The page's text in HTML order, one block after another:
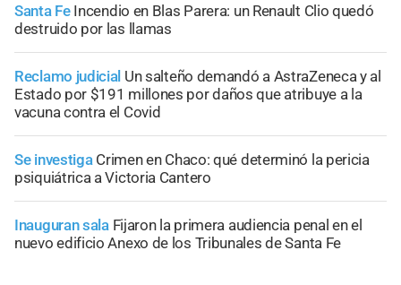
Santa Fe Incendio en Blas Parera: un Renault Clio quedó
destruido por las llamas
Reclamo judicial Un salteño demandó a AstraZeneca y al
Estado por $191 millones por daños que atribuye a la
vacuna contra el Covid
Se investiga Crimen en Chaco: qué determinó la pericia
psiquiátrica a Victoria Cantero
Inauguran sala Fijaron la primera audiencia penal en el
nuevo edificio Anexo de los Tribunales de Santa Fe